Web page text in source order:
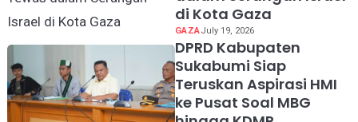
di Kota Gaza
GAZAJuly 19, 2026
DPRD Kabupaten
Sukabumi Siap
Teruskan Aspirasi HMI
ke Pusat Soal MBG